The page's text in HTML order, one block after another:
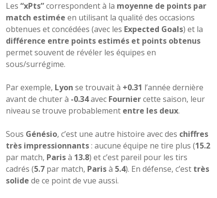
Les “xPts”correspondent à la moyenne de points par
match estimée en utilisant la qualité des occasions
obtenues et concédées (avec les Expected Goals) et la
différence entre points estimés et points obtenus
permet souvent de révéler les équipes en
sous/surrégime.
Par exemple, Lyon se trouvait à +0.31 l’année dernière
avant de chuter à -0.34avec Fourniercette saison, leur
niveau se trouve probablement entre les deux.
Sous Génésio, c’est une autre histoire avec des chiffres
très impressionnants: aucune équipe ne tire plus (15.2
par match, Parisà 13.8) et c’est pareil pour les tirs
cadrés (5.7 par match, Parisà 5.4). En défense, c’est très
solide de ce point de vue aussi.